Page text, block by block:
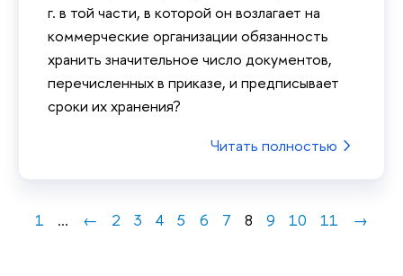
г. в той части, в которой он возлагает на
коммерческие организации обязанность
хранить значительное число документов,
перечисленных в приказе, и предписывает
сроки их хранения?
Читать полностью
1 ... ← 2 3 4 5 6 7 8 9 10 11 →